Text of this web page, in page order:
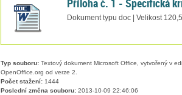
Dokument typu doc | Velikost
Typ souboru:Textový dokument Microsoft Office, vytvořený v
OpenOffice.org od verze 2.
Počet stažení:1444
Poslední změna souboru:2013-10-09 22:46:06